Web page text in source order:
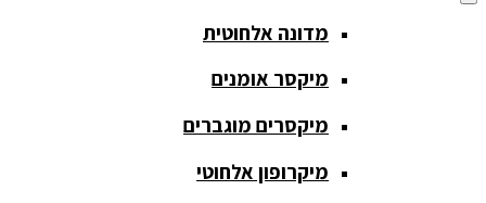
ציוד הגברה
Outlet Sale
חגורת הגברה
מדונה אלחוטית
מיקסר אומנים
מיקסרים מוגברים
מיקרופון אלחוטי